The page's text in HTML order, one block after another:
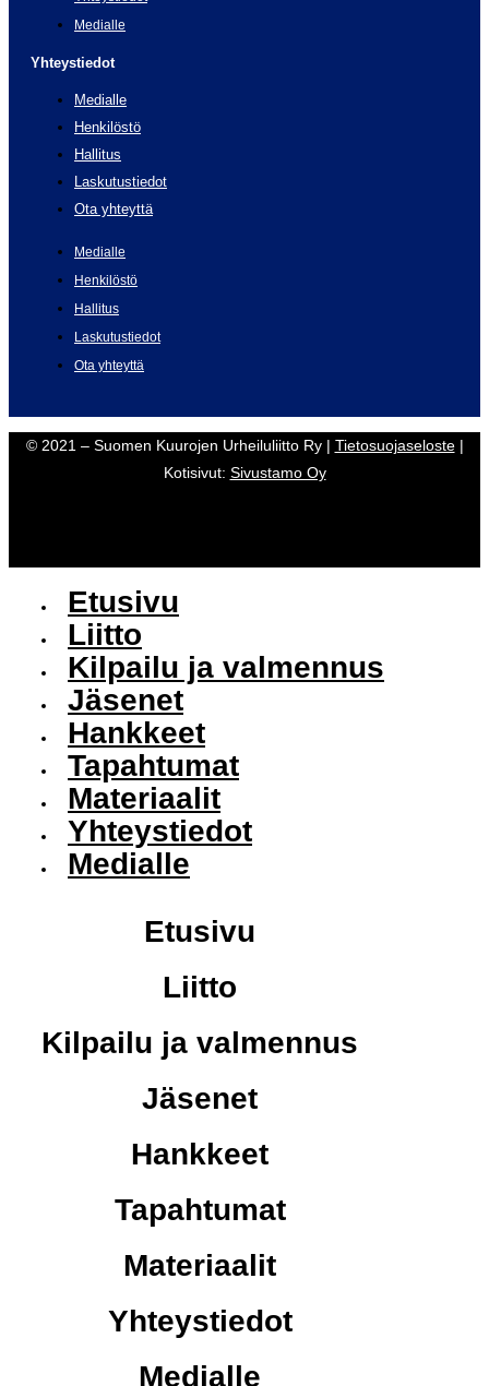
Medialle
Yhteystiedot
Medialle
Henkilöstö
Hallitus
Laskutustiedot
Ota yhteyttä
Medialle
Henkilöstö
Hallitus
Laskutustiedot
Ota yhteyttä
© 2021 – Suomen Kuurojen Urheiluliitto Ry | Tietosuojaseloste|
Kotisivut: Sivustamo Oy
Etusivu
Liitto
Kilpailu ja valmennus
Jäsenet
Hankkeet
Tapahtumat
Materiaalit
Yhteystiedot
Medialle
Etusivu
Liitto
Kilpailu ja valmennus
Jäsenet
Hankkeet
Tapahtumat
Materiaalit
Yhteystiedot
Medialle